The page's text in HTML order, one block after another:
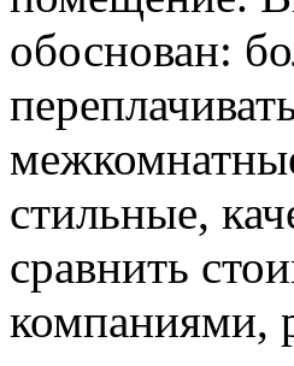
обоснован:
стильные,
сравнить
компаниями,